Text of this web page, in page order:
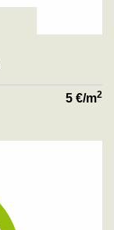
5 €/m2